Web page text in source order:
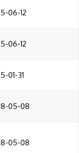
06-12
06-12
01-31
05-08
05-08